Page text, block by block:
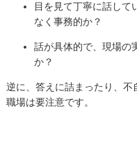
目を見て丁寧に話して
なく事務的か？
話が具体的で、現場の
か？
逆に、答えに詰まったり、
職場は要注意です。